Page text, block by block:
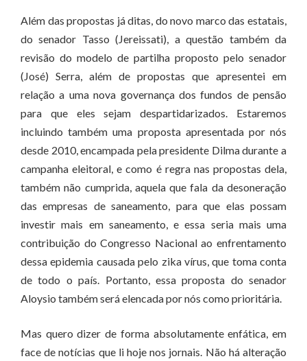
Além das propostas já ditas, do novo marco das estatais,
do senador Tasso (Jereissati), a questão também da
revisão do modelo de partilha proposto pelo senador
(José) Serra, além de propostas que apresentei em
relação a uma nova governança dos fundos de pensão
para que eles sejam despartidarizados. Estaremos
incluindo também uma proposta apresentada por nós
desde 2010, encampada pela presidente Dilma durante a
campanha eleitoral, e como é regra nas propostas dela,
também não cumprida, aquela que fala da desoneração
das empresas de saneamento, para que elas possam
investir mais em saneamento, e essa seria mais uma
contribuição do Congresso Nacional ao enfrentamento
dessa epidemia causada pelo zika vírus, que toma conta
de todo o país. Portanto, essa proposta do senador
Aloysio também será elencada por nós como prioritária.
Mas quero dizer de forma absolutamente enfática, em
face de notícias que li hoje nos jornais. Não há alteração